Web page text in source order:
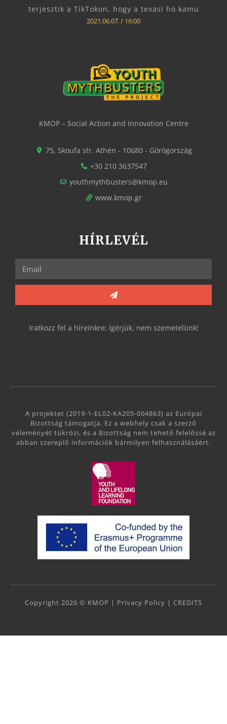
terjesztik a TikTokon, hogy a texasi hó kamu
2021.06.07. 16:00
KMOP – Social Action and Innovation Centre
75, Skoufa str. Athén - 10680 - Görögország
+30 210 3637547
youthmythbusters@kmop.eu
www.kmop.gr
HÍRLEVÉL
Iratkozz fel a híreinkre; ígérjük, nem szemetelünk!
A projektet (2019-1-EL02-KA205-004863) az Európai
Bizottság támogatja. Ez a webhely csak a szerző
véleményét tükrözi, és a Bizottság nem tehető felelőssé az
abban szereplő információk bármilyen felhasználásáért.
Copyright 2026 © KMOP | Privacy Policy | CREDITS